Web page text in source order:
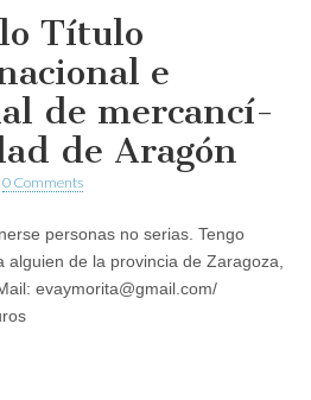
Tí­tulo
e
de mercancí­
de Aragón
0 Comments
personas no serias. Tengo
de la provincia de Zaragoza,
evaymorita@gmail.com/